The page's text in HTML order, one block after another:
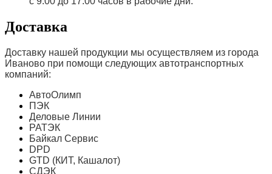
Доставка
Доставку нашей продукции мы осуществляем из города
Иваново при помощи следующих автотранспортных
компаний:
АвтоОлимп
ПЭК
Деловые Линии
РАТЭК
Байкал Сервис
DPD
GTD (КИТ, Кашалот)
СДЭК